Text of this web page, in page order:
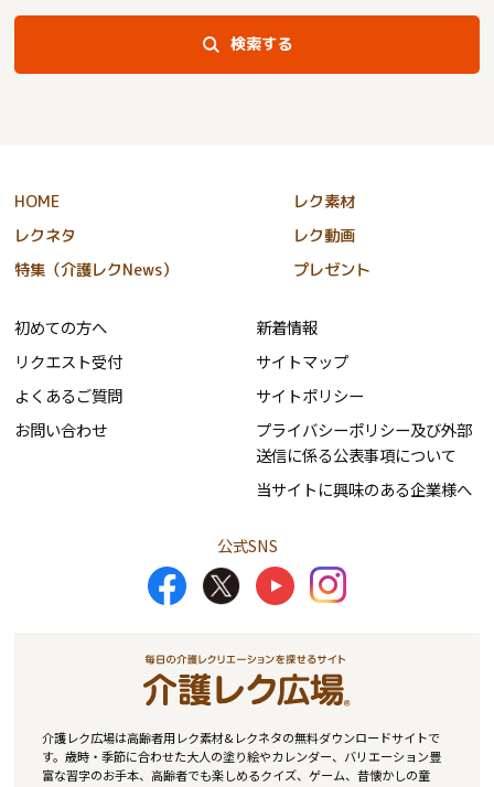
検索する
HOME
レク素材
レクネタ
レク動画
特集（介護レクNews）
プレゼント
初めての方へ
リクエスト受付
よくあるご質問
お問い合わせ
新着情報
サイトマップ
サイトポリシー
プライバシーポリシー及び外部
送信に係る公表事項について
当サイトに興味のある企業様へ
公式SNS
介護レク広場は高齢者用レク素材&レクネタの無料ダウンロードサイトで
す。歳時・季節に合わせた大人の塗り絵やカレンダー、バリエーション豊
富な習字のお手本、高齢者でも楽しめるクイズ、ゲーム、昔懐かしの童